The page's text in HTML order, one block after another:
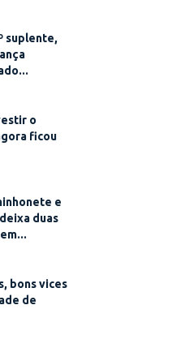
suplente,
o
ficou
e
duas
bons vices
de